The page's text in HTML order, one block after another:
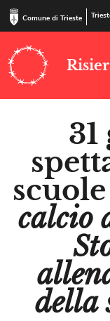
Comune di Trieste
calcio
della